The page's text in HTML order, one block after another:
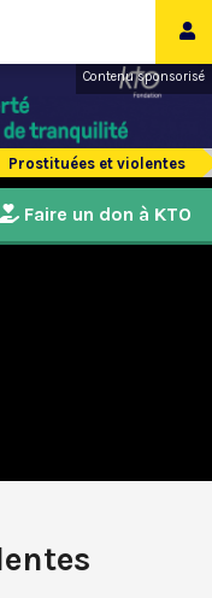
Contenu sponsorisé
Prostituées et violentes
Faire un don à KTO